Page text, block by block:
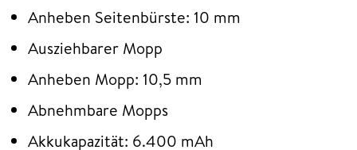
Anheben Seitenbürste: 10 mm
Ausziehbarer Mopp
Anheben Mopp: 10,5 mm
Abnehmbare Mopps
Akkukapazität: 6.400 mAh